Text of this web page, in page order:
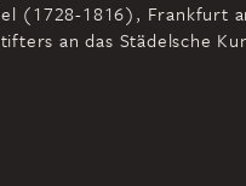
(1728-1816), Frankfurt
an das Städelsche